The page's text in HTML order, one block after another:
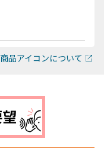
商品アイコンについて